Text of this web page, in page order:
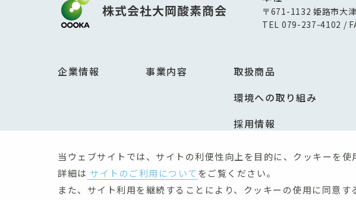
〒671-1132 姫路市大
TEL 079-237-4102 /
企業情報 事業内容
取扱商品
環境への取り組み
採用情報
サイトのご利用について 個人情報保護方針 サイトマップ
当ウェブサイトでは、サイトの利便性向上を目的に、クッキーを使
詳細は サイトのご利用についてをご覧ください。
また、サイト利用を継続することにより、クッキーの使用に同意す